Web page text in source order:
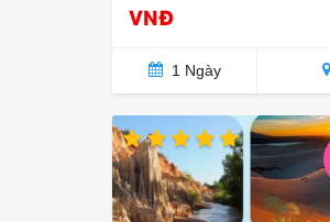
VNĐ
1 Ngày